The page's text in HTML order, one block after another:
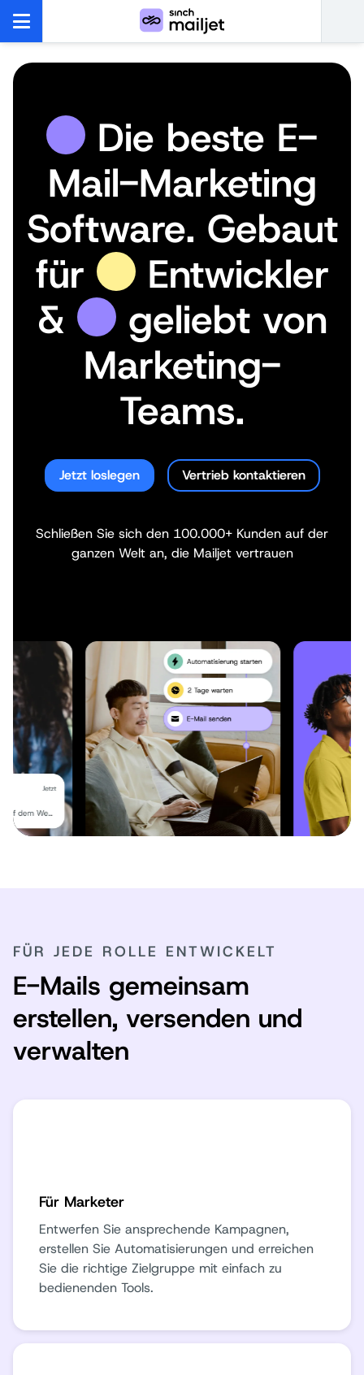
Die beste E-
Mail-Marketing
Software. Gebaut
für
Entwickler
&
geliebt von
Marketing-
Teams.
Jetzt loslegen Vertrieb kontaktieren
Schließen Sie sich den 100.000+ Kunden auf der
ganzen Welt an, die Mailjet vertrauen
FÜR JEDE ROLLE ENTWICKELT
E-Mails gemeinsam
erstellen, versenden und
verwalten
Für Marketer
Entwerfen Sie ansprechende Kampagnen,
erstellen Sie Automatisierungen und erreichen
Sie die richtige Zielgruppe mit einfach zu
bedienenden Tools.